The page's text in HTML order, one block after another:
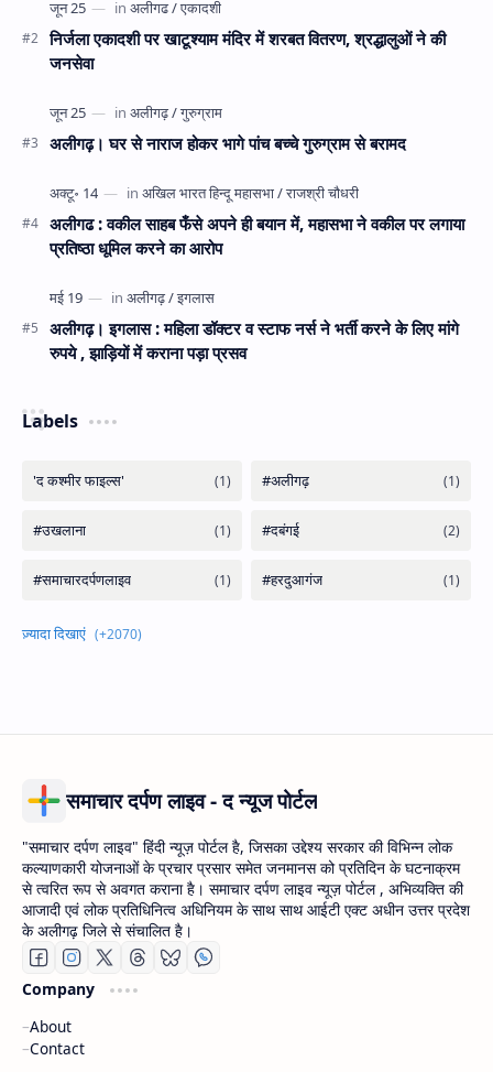
निर्जला एकादशी पर खाटूश्याम मंदिर में शरबत वितरण, श्रद्धालुओं ने की
जनसेवा
अलीगढ़। घर से नाराज होकर भागे पांच बच्चे गुरुग्राम से बरामद
अलीगढ : वकील साहब फँसे अपने ही बयान में, महासभा ने वकील पर लगाया
प्रतिष्ठा धूमिल करने का आरोप
अलीगढ़। इगलास : महिला डॉक्टर व स्टाफ नर्स ने भर्ती करने के लिए मांगे
रुपये , झाड़ियों में कराना पड़ा प्रसव
Labels
समाचार दर्पण लाइव - द न्यूज पोर्टल
"समाचार दर्पण लाइव" हिंदी न्यूज़ पोर्टल है, जिसका उद्देश्य सरकार की विभिन्न लोक
कल्याणकारी योजनाओं के प्रचार प्रसार समेत जनमानस को प्रतिदिन के घटनाक्रम
से त्वरित रूप से अवगत कराना है। समाचार दर्पण लाइव न्यूज़ पोर्टल , अभिव्यक्ति की
आजादी एवं लोक प्रतिधिनित्व अधिनियम के साथ साथ आईटी एक्ट अधीन उत्तर प्रदेश
के अलीगढ़ जिले से संचालित है।
Company
About
Contact